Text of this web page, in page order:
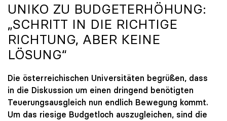
UNIKO ZU BUDGETERHÖHUNG:
„SCHRITT IN DIE RICHTIGE
RICHTUNG, ABER KEINE
LÖSUNG“
Die österreichischen Universitäten begrüßen, dass
in die Diskussion um einen dringend benötigten
Teuerungsausgleich nun endlich Bewegung kommt.
Um das riesige Budgetloch auszugleichen, sind die